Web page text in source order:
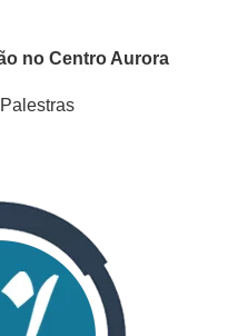
no Centro Aurora
Palestras